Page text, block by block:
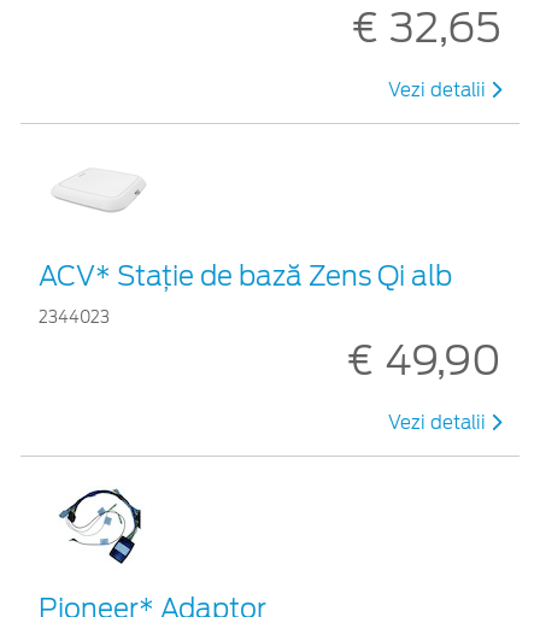
€ 32,65
Vezi detalii
ACV* Stație de bază Zens Qi alb
2344023
€ 49,90
Vezi detalii
Pioneer* Adaptor